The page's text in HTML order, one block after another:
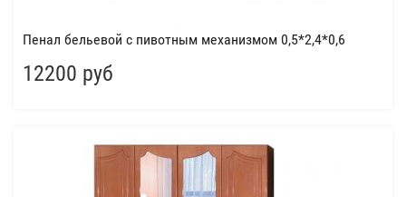
Пенал бельевой с пивотным механизмом 0,5*2,4*0,6
12200 руб